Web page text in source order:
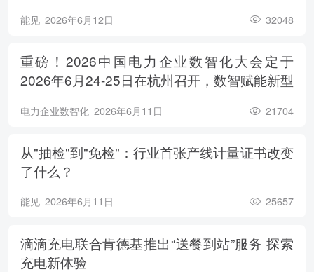
能见 2026年6月12日 32048
重磅！2026中国电力企业数智化大会定于
2026年6月24-25日在杭州召开，数智赋能新型
电力企业数智化 2026年6月11日 21704
从"抽检"到"免检"：行业首张产线计量证书改变
了什么？
能见 2026年6月11日 25657
滴滴充电联合肯德基推出“送餐到站”服务 探索
充电新体验